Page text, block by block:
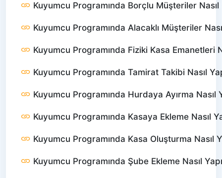
Kuyumcu Programında Borçlu Müşteriler Nasıl
Kuyumcu Programında Alacaklı Müşteriler
Kuyumcu Programında Fiziki Kasa Emanetleri
Kuyumcu Programında Tamirat Takibi Nasıl
Kuyumcu Programında Hurdaya Ayırma Nasıl
Kuyumcu Programında Kasaya Ekleme Nasıl
Kuyumcu Programında Kasa Oluşturma Nasıl
Kuyumcu Programında Şube Ekleme Nasıl